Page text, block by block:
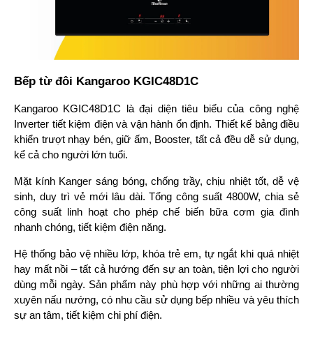
Bếp từ đôi Kangaroo KGIC48D1C
Kangaroo KGIC48D1C là đại diện tiêu biểu của công nghệ
Inverter tiết kiệm điện và vận hành ổn định. Thiết kế bảng điều
khiển trượt nhạy bén, giữ ấm, Booster, tất cả đều dễ sử dụng,
kể cả cho người lớn tuổi.
Mặt kính Kanger sáng bóng, chống trầy, chịu nhiệt tốt, dễ vệ
sinh, duy trì vẻ mới lâu dài. Tổng công suất 4800W, chia sẻ
công suất linh hoạt cho phép chế biến bữa cơm gia đình
nhanh chóng, tiết kiệm điện năng.
Hệ thống bảo vệ nhiều lớp, khóa trẻ em, tự ngắt khi quá nhiệt
hay mất nồi – tất cả hướng đến sự an toàn, tiện lợi cho người
dùng mỗi ngày. Sản phẩm này phù hợp với những ai thường
xuyên nấu nướng, có nhu cầu sử dụng bếp nhiều và yêu thích
sự an tâm, tiết kiệm chi phí điện.